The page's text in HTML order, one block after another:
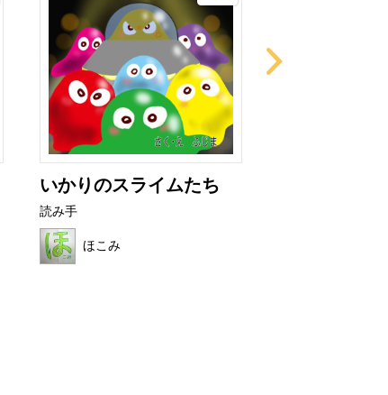
いかりのスライムたち
読み手
ほこみ